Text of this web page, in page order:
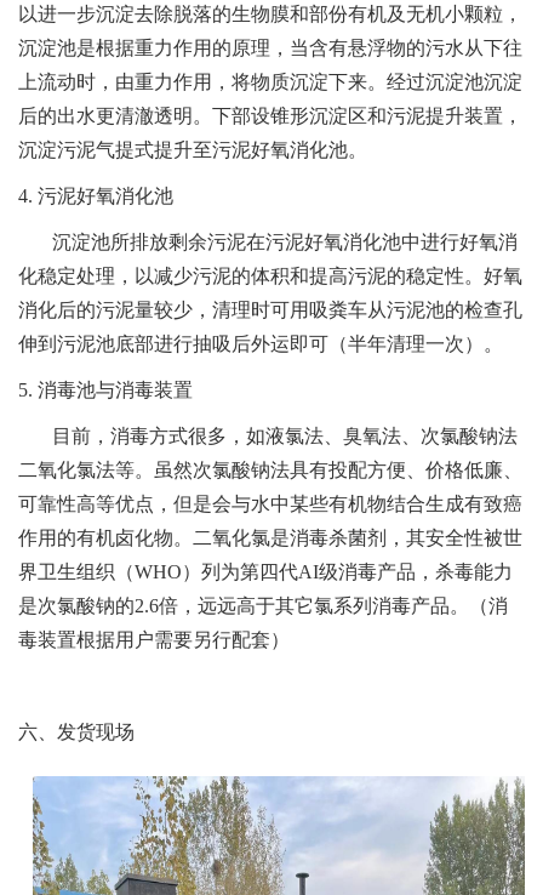
以进一步沉淀去除脱落的生物膜和部份有机及无机小颗粒，
沉淀池是根据重力作用的原理，当含有悬浮物的污水从下往
上流动时，由重力作用，将物质沉淀下来。经过沉淀池沉淀
后的出水更清澈透明。下部设锥形沉淀区和污泥提升装置，
沉淀污泥气提式提升至污泥好氧消化池。
4. 污泥好氧消化池
沉淀池所排放剩余污泥在污泥好氧消化池中进行好氧消
化稳定处理，以减少污泥的体积和提高污泥的稳定性。好氧
消化后的污泥量较少，清理时可用吸粪车从污泥池的检查孔
伸到污泥池底部进行抽吸后外运即可（半年清理一次）。
5. 消毒池与消毒装置
目前，消毒方式很多，如液氯法、臭氧法、次氯酸钠法
二氧化氯法等。虽然次氯酸钠法具有投配方便、价格低廉、
可靠性高等优点，但是会与水中某些有机物结合生成有致癌
作用的有机卤化物。二氧化氯是消毒杀菌剂，其安全性被世
界卫生组织（WHO）列为第四代AI级消毒产品，杀毒能力
是次氯酸钠的2.6倍，远远高于其它氯系列消毒产品。（消
毒装置根据用户需要另行配套）
六、发货现场